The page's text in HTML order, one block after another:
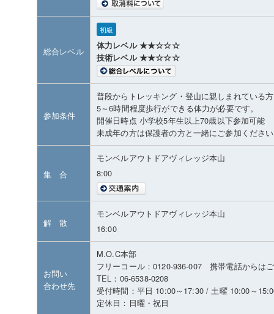
総合レベル
初級
体力レベル ★★☆☆☆
技術レベル ★★☆☆☆
参加条件
普段からトレッキング・登山に親しまれている
5～6時間程度歩行ができる体力が必要です。
開催日時点 小学校5年生以上70歳以下参加可能
未成年の方は保護者の方と一緒にご参加くださ
集 合
モンベルアウトドアヴィレッジ本山
8:00
解 散
モンベルアウトドアヴィレッジ本山
16:00
お問い
合わせ先
M.O.C本部
フリーコール：0120-936-007 携帯電話からは
TEL：06-6538-0208
受付時間：平日 10:00～17:30 / 土曜 10:00～
定休日：日曜・祝日